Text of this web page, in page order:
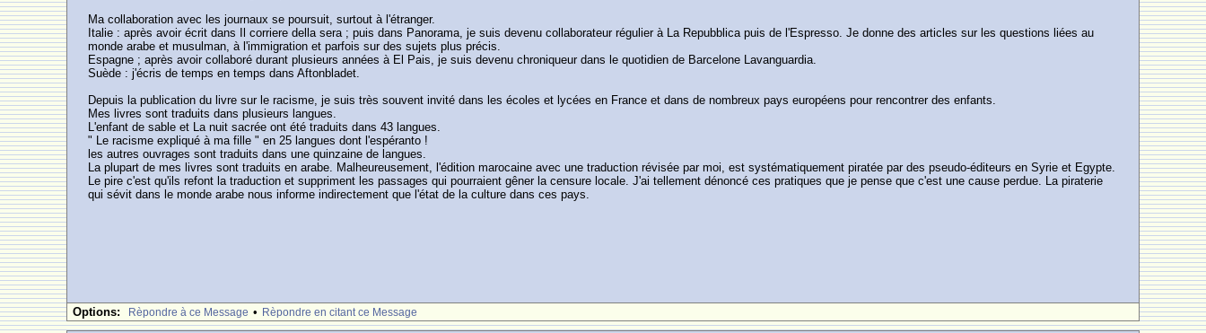
Ma collaboration avec les journaux se poursuit, surtout à l'étranger.
Italie : après avoir écrit dans Il corriere della sera ; puis dans Panorama, je suis devenu collaborateur régulier à La Repubblica puis de l'Espresso. Je donne des articles sur les questions liées au
monde arabe et musulman, à l'immigration et parfois sur des sujets plus précis.
Espagne ; après avoir collaboré durant plusieurs années à El Pais, je suis devenu chroniqueur dans le quotidien de Barcelone Lavanguardia.
Suède : j'écris de temps en temps dans Aftonbladet.
Depuis la publication du livre sur le racisme, je suis très souvent invité dans les écoles et lycées en France et dans de nombreux pays européens pour rencontrer des enfants.
Mes livres sont traduits dans plusieurs langues.
L'enfant de sable et La nuit sacrée ont été traduits dans 43 langues.
" Le racisme expliqué à ma fille " en 25 langues dont l'espéranto !
les autres ouvrages sont traduits dans une quinzaine de langues.
La plupart de mes livres sont traduits en arabe. Malheureusement, l'édition marocaine avec une traduction révisée par moi, est systématiquement piratée par des pseudo-éditeurs en Syrie et Egypte.
Le pire c'est qu'ils refont la traduction et suppriment les passages qui pourraient gêner la censure locale. J'ai tellement dénoncé ces pratiques que je pense que c'est une cause perdue. La piraterie
qui sévit dans le monde arabe nous informe indirectement que l'état de la culture dans ces pays.
Options: Rèpondre à ce Message • Rèpondre en citant ce Message